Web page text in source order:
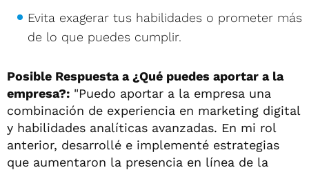
Evita exagerar tus habilidades o prometer más
de lo que puedes cumplir.
Posible Respuesta a ¿Qué puedes aportar a la
empresa?: "Puedo aportar a la empresa una
combinación de experiencia en marketing digital
y habilidades analíticas avanzadas. En mi rol
anterior, desarrollé e implementé estrategias
que aumentaron la presencia en línea de la